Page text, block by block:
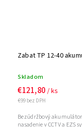
Zabat TP 12-40
Skladom
€99 bez DPH
€121,80 / ks
Bezúdržbový akumulátor
nasadenie v CCTV a EZS